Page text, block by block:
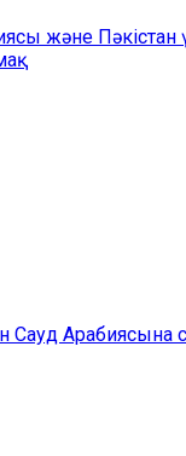
және
Сауд Арабиясына